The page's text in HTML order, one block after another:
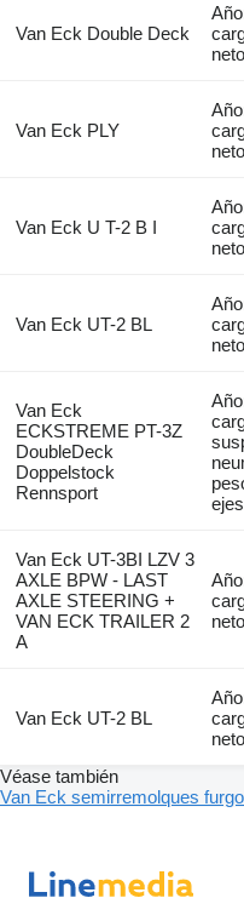
Van Eck Double Deck
Van Eck PLY
Van Eck U T-2 B I
Van Eck UT-2 BL
Van Eck
ECKSTREME PT-3Z
DoubleDeck
Doppelstock
Rennsport
Van Eck UT-3BI LZV 3
AXLE BPW - LAST
AXLE STEERING +
VAN ECK TRAILER 2
A
Van Eck UT-2 BL
Véase también
Van Eck semirremolques